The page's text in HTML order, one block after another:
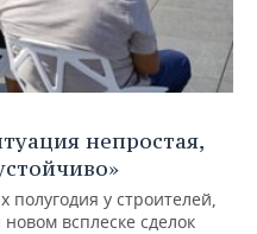
непростая,
у строителей,
всплеске сделок